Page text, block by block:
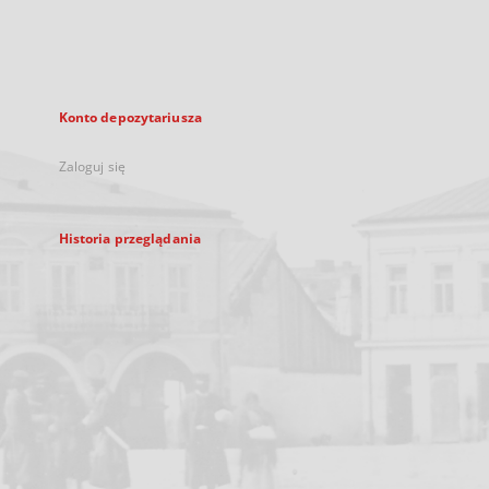
Konto depozytariusza
Zaloguj się
Historia przeglądania